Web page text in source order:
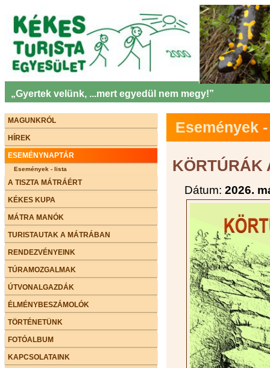
„Gyertek velünk, ...mert egyedül nem megy!”
MAGUNKRÓL
HÍREK
ESEMÉNYNAPTÁR
Események - lista
A TISZTA MÁTRÁÉRT
KÉKES KUPA
MÁTRA MANÓK
TURISTAUTAK A MÁTRÁBAN
RENDEZVÉNYEINK
TÚRAMOZGALMAK
ÚTVONALGAZDÁK
ÉLMÉNYBESZÁMOLÓK
TÖRTÉNETÜNK
FOTÓALBUM
KAPCSOLATAINK
Események
KÖRTÚRÁK
Dátum: 2026.